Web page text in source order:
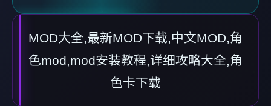
MOD大全,最新MOD下载,中文MOD,角
色mod,mod安装教程,详细攻略大全,角
色卡下载